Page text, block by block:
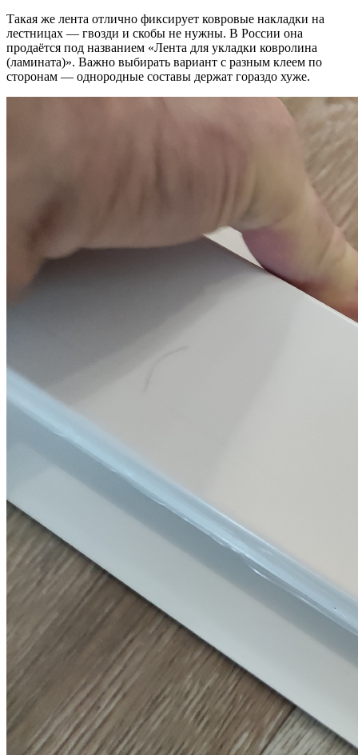
Такая же лента отлично фиксирует ковровые накладки на
лестницах — гвозди и скобы не нужны. В России она
продаётся под названием «Лента для укладки ковролина
(ламината)». Важно выбирать вариант с разным клеем по
сторонам — однородные составы держат гораздо хуже.